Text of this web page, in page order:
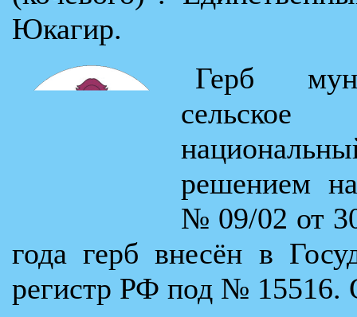
Юкагир.
Герб
сельское
решением
№ 09/02 от
года герб внесён в
регистр РФ под № 15516.